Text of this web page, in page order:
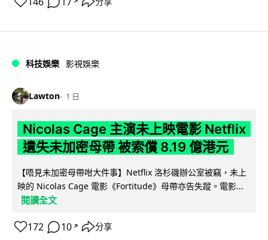
科技娛樂 影視娛樂
Lawton 1 日
Nicolas Cage 主演未上映電影 Netflix
遺失未加密母帶 被索償 8.19 億港元
【唔見未加密母帶咁大件事】Netflix 洛杉磯辦公室被竊，未上
映的 Nicolas Cage 電影《Fortitude》母帶亦告失蹤。電影...
閱讀全文
172 10 ↗ 分享